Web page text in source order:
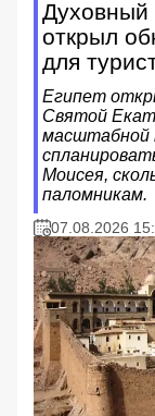
Духовный
открыл
для
Египет
Святой
масштабной
Моисея,
паломникам.
07.08.2026